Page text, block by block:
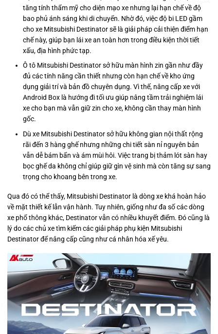
tăng tính thẩm mỹ cho diện mạo xe nhưng lại hạn chế về độ
bao phủ ánh sáng khi di chuyển. Nhờ đó, việc độ bi LED gầm
cho xe Mitsubishi Destinator sẽ là giải pháp cải thiện điểm hạn
chế này, giúp bạn lái xe an toàn hơn trong điều kiện thời tiết
xấu, địa hình phức tạp.
Ô tô Mitsubishi Destinator sở hữu màn hình zin gần như đầy
đủ các tính năng cần thiết nhưng còn hạn chế về kho ứng
dụng giải trí và bản đồ chuyên dụng. Vì thế, nâng cấp xe với
Android Box là hướng đi tối ưu giúp nâng tầm trải nghiệm lái
xe cho bạn mà vẫn giữ zin cho xe, không cần thay màn hình
gốc.
Dù xe Mitsubishi Destinator sở hữu không gian nội thất rộng
rãi đến 3 hàng ghế nhưng những chi tiết sàn nỉ nguyên bản
vẫn dễ bám bẩn và ám mùi hôi. Việc trang bị thảm lót sàn hay
bọc ghế da không chỉ giúp giữ gìn vệ sinh mà còn tăng sự sang
trọng cho khoang bên trong xe.
Qua đó có thể thấy, Mitsubishi Destinator là dòng xe khá hoàn hảo
về mặt thiết kế lẫn vận hành. Tuy nhiên, giống như đa số các dòng
xe phổ thông khác, Destinator vẫn có nhiều khuyết điểm. Đó cũng là
lý do các chủ xe tìm kiếm các giải pháp phụ kiện Mitsubishi
Destinator để nâng cấp cũng như cá nhân hóa xế yêu.